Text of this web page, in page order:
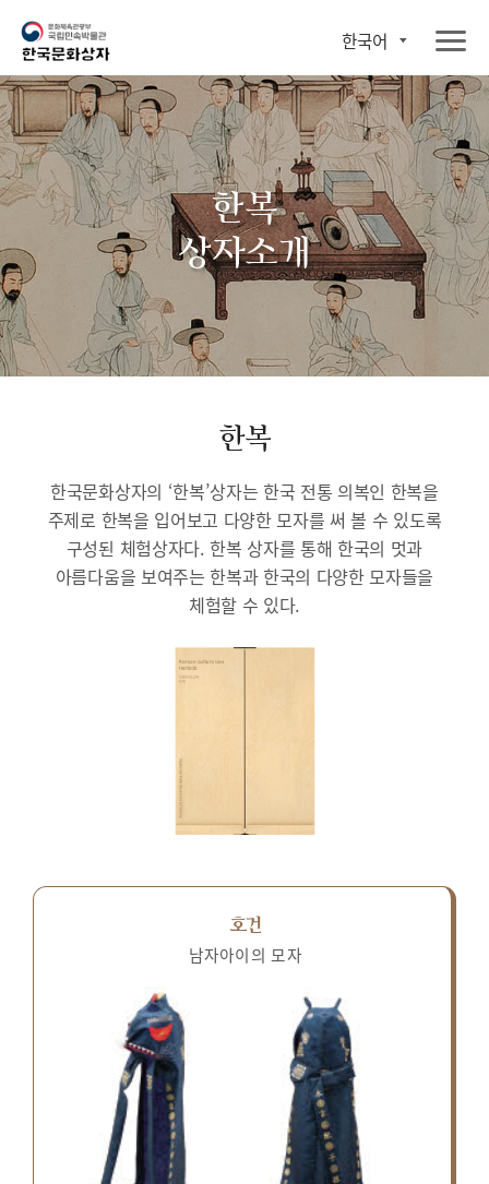
한국어
한복
상자소개
한복
한국문화상자의 ‘한복’상자는 한국 전통 의복인 한복을
주제로 한복을 입어보고 다양한 모자를 써 볼 수 있도록
구성된 체험상자다. 한복 상자를 통해 한국의 멋과
아름다움을 보여주는 한복과 한국의 다양한 모자들을
체험할 수 있다.
호건
남자아이의 모자